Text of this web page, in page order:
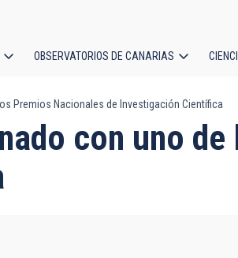
OBSERVATORIOS DE CANARIAS
Premios Nacionales de Investigación Científica
con uno